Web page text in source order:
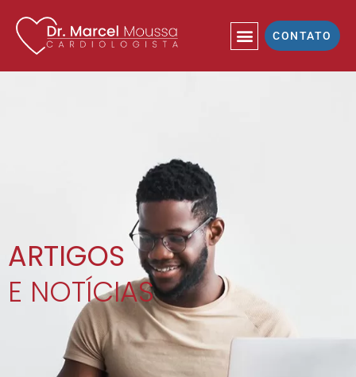
CONTATO
ARTIGOS
E NOTÍCIAS